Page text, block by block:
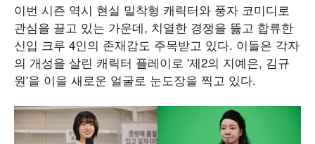
이번 시즌 역시 현실 밀착형 캐릭터와 풍자 코미디로
관심을 끌고 있는 가운데, 치열한 경쟁을 뚫고 합류한
신입 크루 4인의 존재감도 주목받고 있다. 이들은 각자
의 개성을 살린 캐릭터 플레이로 '제2의 지예은, 김규
원'을 이을 새로운 얼굴로 눈도장을 찍고 있다.